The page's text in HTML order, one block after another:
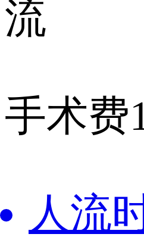
流
手术费
人流